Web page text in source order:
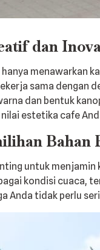
dan
menawarkan
sama dengan
dan bentuk
estetika cafe
Bahan
untuk
kondisi cuaca,
Anda tidak perlu